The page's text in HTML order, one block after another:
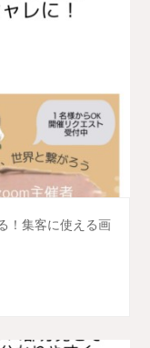
！集客に使える画